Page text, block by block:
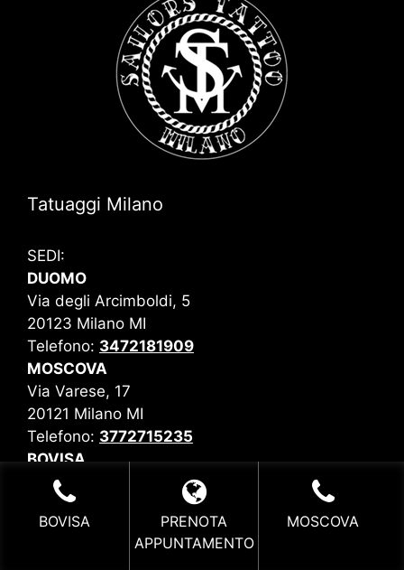
Tatuaggi Milano
SEDI:
DUOMO
Via degli Arcimboldi, 5
20123 Milano MI
Telefono: 3472181909
MOSCOVA
Via Varese, 17
20121 Milano MI
Telefono: 3772715235
BOVISA
Via Andreoli, 20
20158 Milano MI
Telefono:
3400834335
Richiedi Info
BOVISA
PRENOTA
APPUNTAMENTO
MOSCOVA